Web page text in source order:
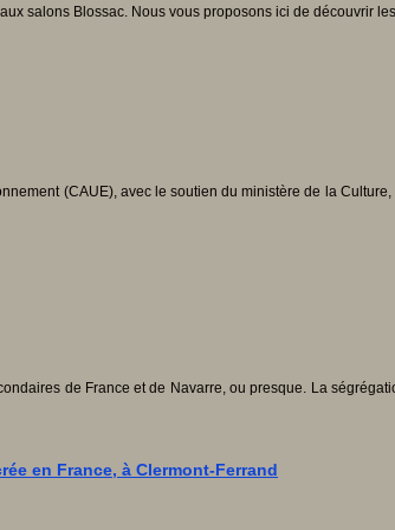
salons Blossac. Nous vous proposons ici de découvrir
(CAUE), avec le soutien du ministère de la
de France et de Navarre, ou presque. La
en France, à Clermont-Ferrand